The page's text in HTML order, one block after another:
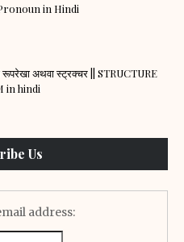
Pronoun in Hindi
रूपरेखा अथवा स्ट्रक्चर || STRUCTURE
in hindi
Us
address: